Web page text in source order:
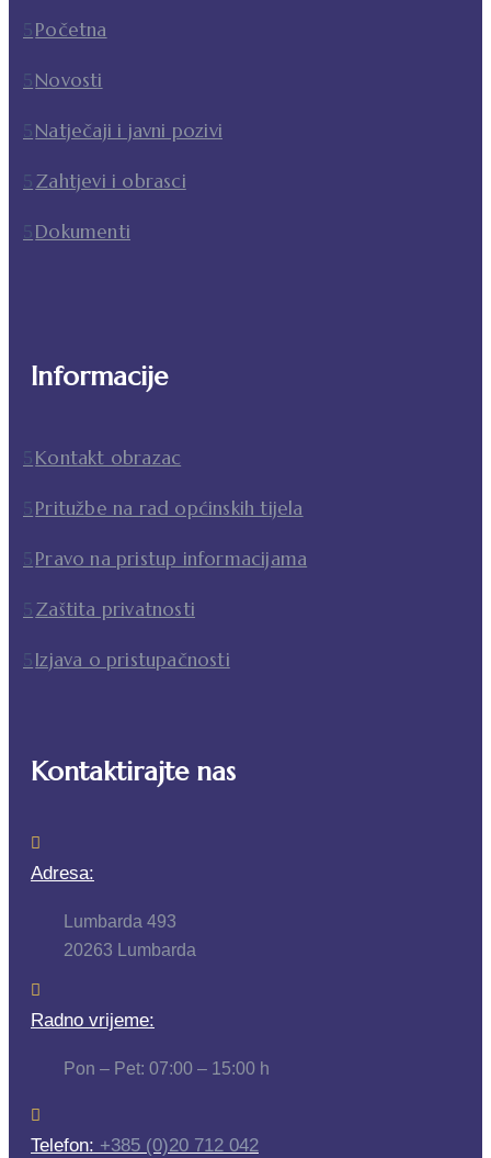
Početna
Novosti
Natječaji i javni pozivi
Zahtjevi i obrasci
Dokumenti
Informacije
Kontakt obrazac
Pritužbe na rad općinskih tijela
Pravo na pristup informacijama
Zaštita privatnosti
Izjava o pristupačnosti
Kontaktirajte nas
Adresa:
Lumbarda 493
20263 Lumbarda
Radno vrijeme:
Pon – Pet: 07:00 – 15:00 h
Telefon: +385 (0)20 712 042